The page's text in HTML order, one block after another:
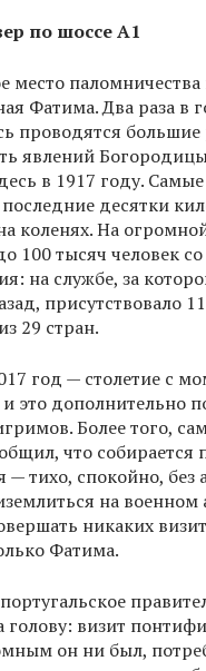
по шоссе А1
место
Фатима. Два раза в
проводятся
явлений
в 1917 году.
десятки
коленях. На
100 тысяч человек
на службе, за
присутствовало
29 стран.
год — столетие с
это дополнительно
Более того,
что собирается
— тихо, спокойно, без
на
никаких
Фатима.
голову: визит
он ни был,